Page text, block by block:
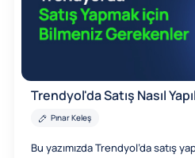
Trendyol'da Satış Nasıl
Pınar Keleş
Bu yazımızda Trendyol’da satış